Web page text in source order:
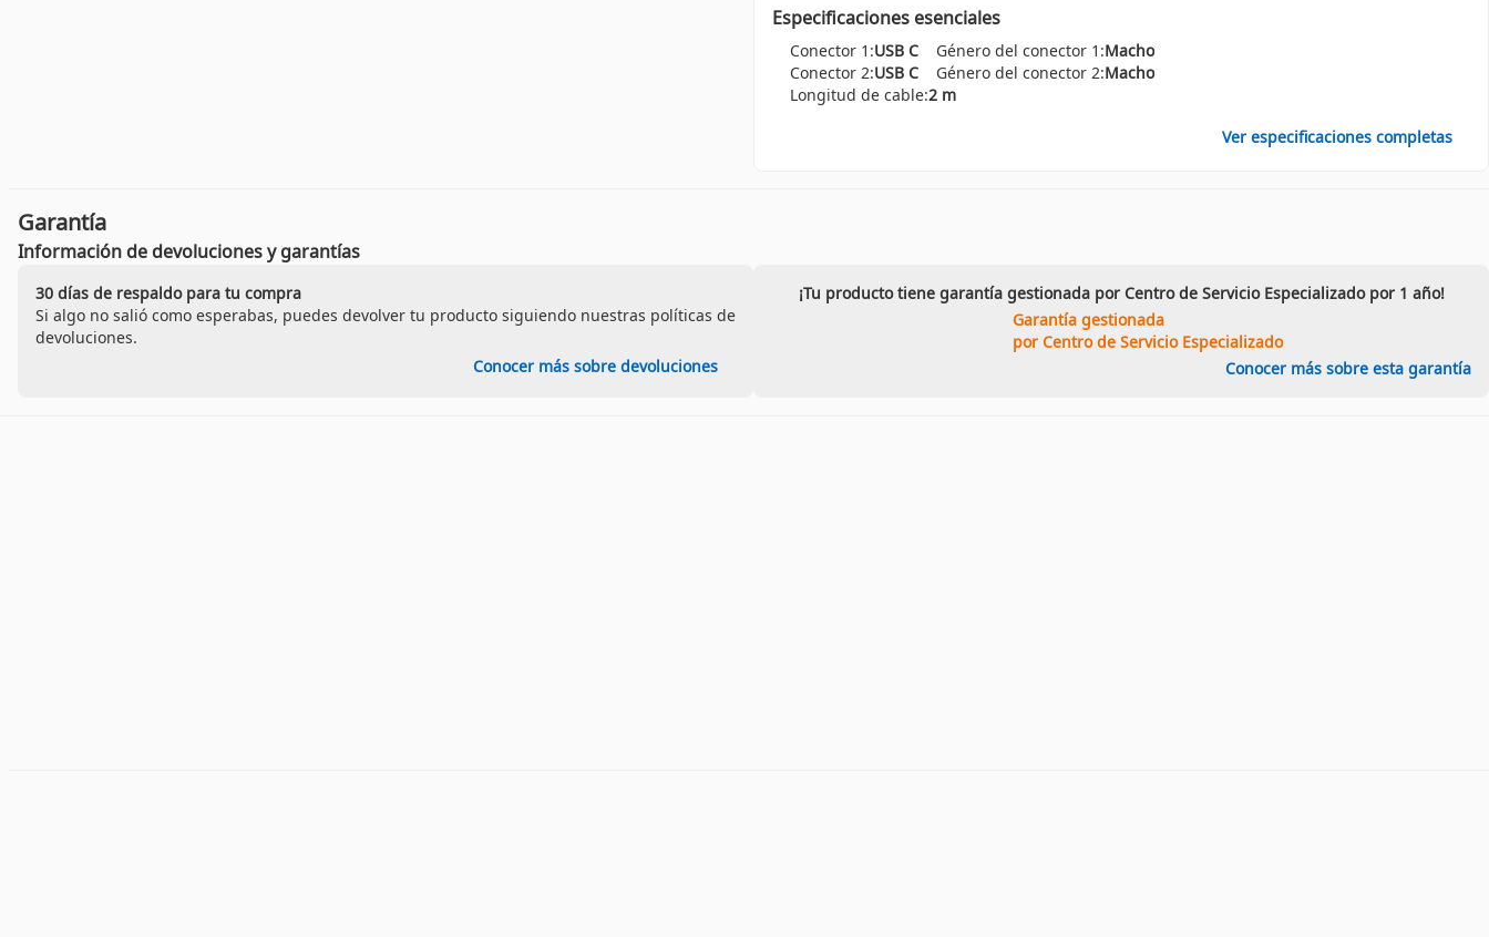
Especificaciones esenciales
Conector 1:USB C Género del conector 1:Macho
Conector 2:USB C Género del conector 2:Macho
Longitud de cable:2 m
Ver especificaciones completas
Garantía
Información de devoluciones y garantías
30 días de respaldo para tu compra
Si algo no salió como esperabas, puedes devolver tu producto siguiendo nuestras políticas de
devoluciones.
Conocer más sobre devoluciones
¡Tu producto tiene garantía gestionada por Centro de Servicio Especializado por 1 año!
Garantía gestionada
por Centro de Servicio Especializado
Conocer más sobre esta garantía